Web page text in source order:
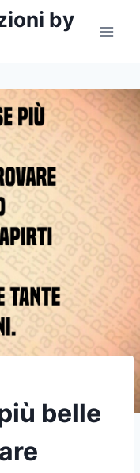
by
belle